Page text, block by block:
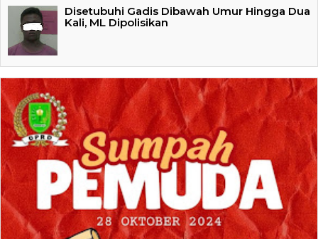
Disetubuhi Gadis Dibawah Umur Hingga Dua
Kali, ML Dipolisikan